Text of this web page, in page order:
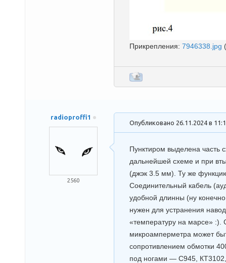
Прикрепления: 7946338.jpg
radioproffi1
2560
Опубликовано 26.11.2024 в
Пунктиром выделена часть
дальнейшей схеме и при
(джэк 3.5 мм). Ту же
Соединительный кабель
удобной длинны (ну
нужен для устранения
«температуру на марсе» :).
микроамперметра может
сопротивлением обмотки
под ногами — С945,